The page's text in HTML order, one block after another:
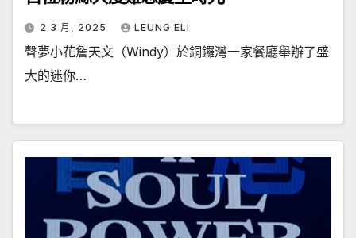
2 3 月, 2025 LEUNG ELI
聲夢小花詹天文（Windy）於銅鑼灣一家餐廳舉辦了盛
大的迷你…